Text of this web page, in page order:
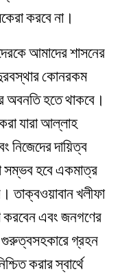
করবে না।
আমাদের শাসনের
কোনরকম
অবনতি হতে থাকবে।
যারা আল্লাহ
নিজেদের দায়িত্ব
সম্ভব হবে একমাত্র
তাক্বওয়াবান খলীফা
করবেন এবং জনগণের
গুরুত্বসহকারে গ্রহন
করার স্বার্থে